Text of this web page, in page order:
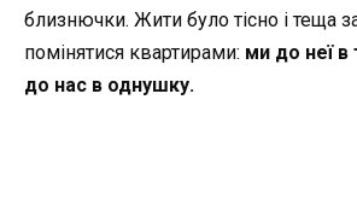
близнючки. Жити було тісно і теща
помінятися квартирами: ми до неї в
до нас в однушку.